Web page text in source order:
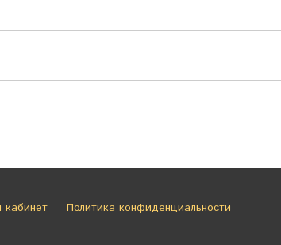
Политика конфиденциальности